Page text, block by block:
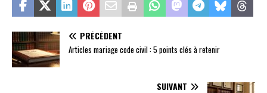
PRÉCÉDENT
Articles mariage code civil : 5 points clés à retenir
SUIVANT